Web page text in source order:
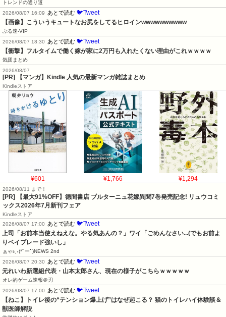
トレンドの通り道
2026/08/07 16:09
あとで読む 🐦Tweet
【画像】こういうキュートなお尻をしてるヒロインwwwwwwwwww
ぶる速-VIP
2026/08/07 18:30
あとで読む 🐦Tweet
【衝撃】フルタイムで働く嫁が家に2万円も入れたくない理由がこれｗｗｗｗ
気団まとめ
2026/08/07
[PR] 【マンガ】Kindle 人気の最新マンガ雑誌まとめ
Kindleストア
¥601 ¥1,766 ¥1,294
2026/08/11 まで！
[PR] 【最大91%OFF】徳間書店 ブルターニュ花嫁異聞7巻発売記念! リュウコミ
ックス2026年7月新刊フェア
Kindleストア
2026/08/07 17:00
あとで読む 🐦Tweet
上司「お前本当使えねえな。やる気あんの？」ワイ「ごめんなさい...(でもお前よ
りベイブレード強いし」
ぁゃιぃ(*ﾟーﾟ)NEWS 2nd
2026/08/07 20:30
あとで読む 🐦Tweet
元れいわ新選組代表・山本太郎さん、現在の様子がこちらｗｗｗｗｗ
オレ的ゲーム速報＠刃
2026/08/07 17:00
あとで読む 🐦Tweet
【ねこ】トイレ後の“テンション爆上げ”はなぜ起こる？ 猫のトイレハイ体験談＆
獣医師解説